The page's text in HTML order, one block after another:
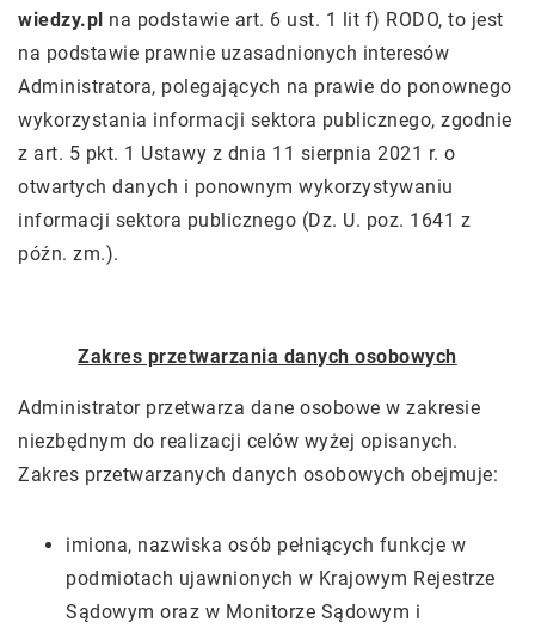
wiedzy.pl na podstawie art. 6 ust. 1 lit f) RODO, to jest
na podstawie prawnie uzasadnionych interesów
Administratora, polegających na prawie do ponownego
wykorzystania informacji sektora publicznego, zgodnie
z art. 5 pkt. 1 Ustawy z dnia 11 sierpnia 2021 r. o
otwartych danych i ponownym wykorzystywaniu
informacji sektora publicznego (Dz. U. poz. 1641 z
późn. zm.).
Zakres przetwarzania danych osobowych
Administrator przetwarza dane osobowe w zakresie
niezbędnym do realizacji celów wyżej opisanych.
Zakres przetwarzanych danych osobowych obejmuje:
imiona, nazwiska osób pełniących funkcje w
podmiotach ujawnionych w Krajowym Rejestrze
Sądowym oraz w Monitorze Sądowym i